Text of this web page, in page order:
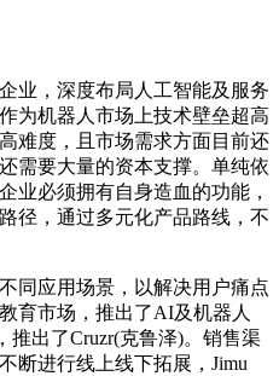
，深度布局人工智能及服务
为机器人市场上技术壁垒超高
难度，且市场需求方面目前还
需要大量的资本支撑。单纯依
业必须拥有自身造血的功能，
径，通过多元化产品路线，不
应用场景，以解决用户痛点
育市场，推出了AI及机器人
推出了Cruzr(克鲁泽)。销售渠
断进行线上线下拓展，Jimu